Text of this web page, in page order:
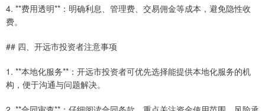
4. **费用透明**：明确利息、管理费、交易佣金等成本，避免隐性收
费。
## 四、开远市投资者注意事项
1. **本地化服务**：开远市投资者可优先选择能提供本地化服务的机
构，便于沟通与问题解决。